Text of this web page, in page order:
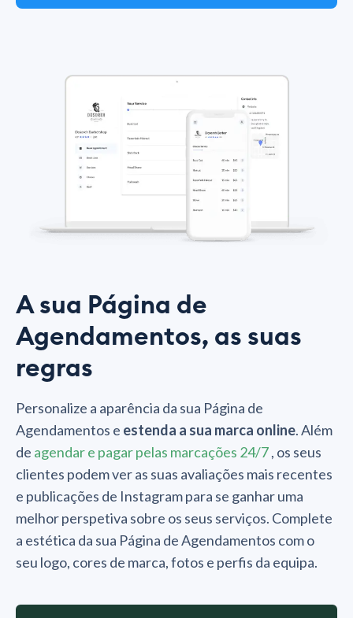
A sua Página de
Agendamentos, as suas
regras
Personalize a aparência da sua Página de
Agendamentos e estenda a sua marca online. Além
de agendar e pagar pelas marcações 24/7, os seus
clientes podem ver as suas avaliações mais recentes
e publicações de Instagram para se ganhar uma
melhor perspetiva sobre os seus serviços. Complete
a estética da sua Página de Agendamentos com o
seu logo, cores de marca, fotos e perfis da equipa.